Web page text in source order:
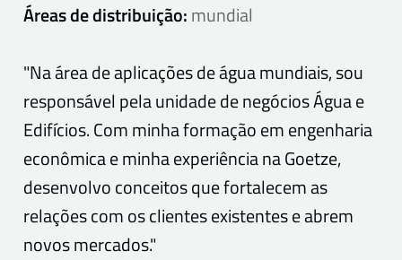
Áreas de distribuição:mundial
"Na área de aplicações de água mundiais, sou
responsável pela unidade de negócios Água e
Edifícios. Com minha formação em engenharia
econômica e minha experiência na Goetze,
desenvolvo conceitos que fortalecem as
relações com os clientes existentes e abrem
novos mercados."